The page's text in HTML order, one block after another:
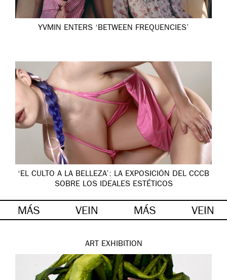
YVMIN ENTERS ‘BETWEEN FREQUENCIES’
‘EL CULTO A LA BELLEZA’: LA EXPOSICIÓN DEL CCCB
SOBRE LOS IDEALES ESTÉTICOS
MÁS VEIN MÁS VEIN
ART EXHIBITION